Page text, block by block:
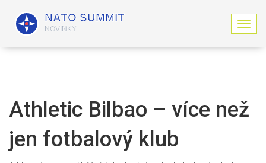
Z
o
t
n
Athletic Bilbao – více než
jen fotbalový klub